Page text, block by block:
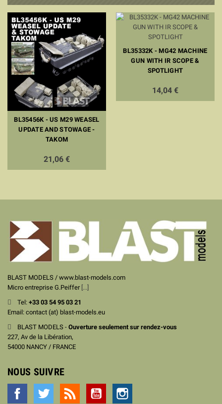
BL35456K - US M29 WEASEL
UPDATE AND STOWAGE -
TAKOM
21,06 €
BL35332K - MG42 MACHINE
GUN WITH IR SCOPE &
SPOTLIGHT
14,04 €
BLAST MODELS / www.blast-models.com
Micro entreprise G.Peiffer [...]
Tel: +33 03 54 95 03 21
Email: contact (at) blast-models.eu
BLAST MODELS - Ouverture seulement sur rendez-vous
227, Av de la Libération,
54000 NANCY / FRANCE
NOUS SUIVRE
Facebook Twitter YouTube